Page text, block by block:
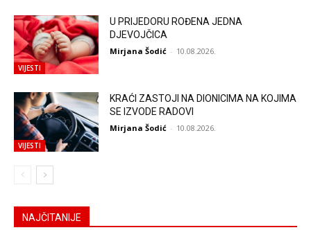
VIJESTI
U PRIJEDORU ROĐENA JEDNA
DJEVOJČICA
Mirjana Šodić - 10.08.2026.
VIJESTI
KRAĆI ZASTOJI NA DIONICIMA NA KOJIMA
SE IZVODE RADOVI
Mirjana Šodić - 10.08.2026.
NAJČITANIJE